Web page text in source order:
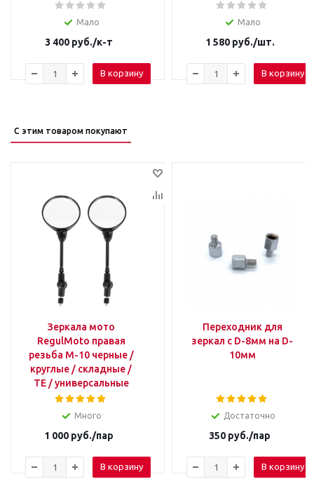
Мало
3 400руб./к-т
В корзину
Мало
1 580руб./шт.
В корзину
С этим товаром покупают
Зеркала мото
RegulMoto правая
резьба M-10 черные /
круглые / складные /
TE / универсальные
Много
1 000руб./пар
В корзину
Переходник для
зеркал с D-8мм на D-
10мм
Достаточно
350 руб./пар
В корзину